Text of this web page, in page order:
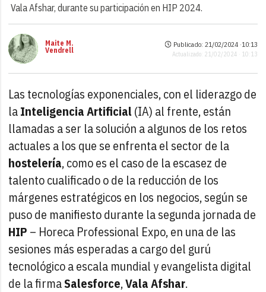
Vala Afshar, durante su participación en HIP 2024.
Maite M.
Vendrell
Publicado: 21/02/2024 ·10:13
Actualizado: 21/02/2024 · 10:13
Las tecnologías exponenciales, con el liderazgo de
laInteligencia Artificial(IA) al frente, están
llamadas a ser la solución a algunos de los retos
actuales a los que se enfrenta el sector de la
hostelería, como es el caso de la escasez de
talento cualificado o de la reducción de los
márgenes estratégicos en los negocios, según se
puso de manifiesto durante la segunda jornada de
HIP – Horeca Professional Expo, en una de las
sesiones más esperadas a cargo del gurú
tecnológico a escala mundial y evangelista digital
de la firmaSalesforce,Vala Afshar.